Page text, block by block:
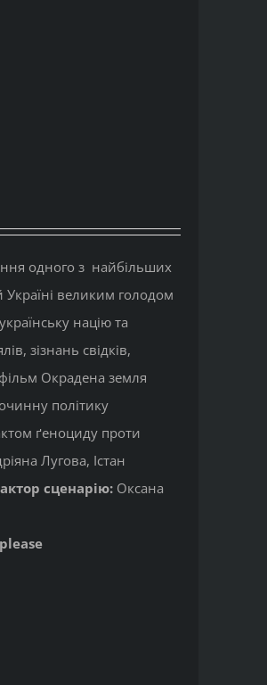
одного з найбільших
Україні великим голодом
націю та
зізнань свідків,
фільм Окрадена земля
політику
ґеноциду проти
Лугова, Істан
сценарію:Оксана